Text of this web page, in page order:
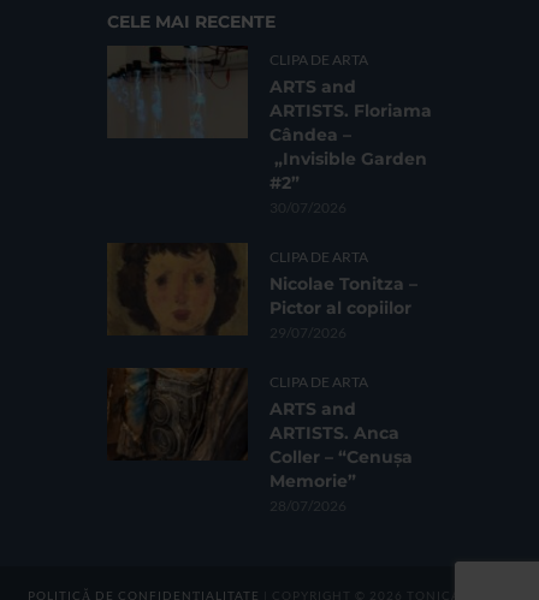
CELE MAI RECENTE
CLIPA DE ARTA
ARTS and
ARTISTS. Floriama
Cândea –
„Invisible Garden
#2”
30/07/2026
CLIPA DE ARTA
Nicolae Tonitza –
Pictor al copiilor
29/07/2026
CLIPA DE ARTA
ARTS and
ARTISTS. Anca
Coller – “Cenușa
Memorie”
28/07/2026
POLITICĂ DE CONFIDENȚIALITATE | COPYRIGHT © 2026 TONICA GROUP